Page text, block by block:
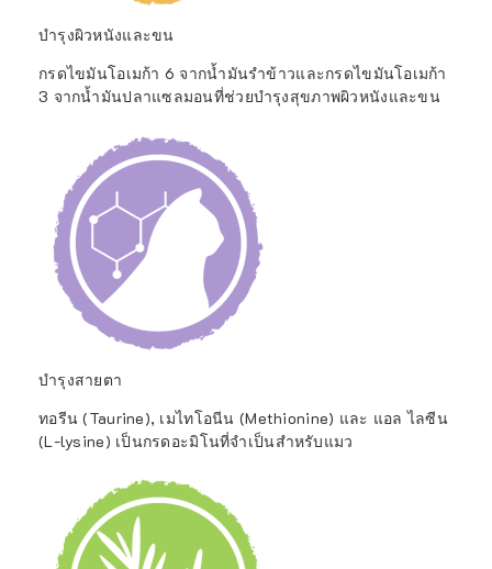
บำรุงผิวหนังและขน
กรดไขมันโอเมก้า 6 จากน้ำมันรำข้าวและกรดไขมันโอเมก้า
3 จากน้ำมันปลาแซลมอนที่ช่วยบำรุงสุขภาพผิวหนังและขน
บำรุงสายตา
ทอรีน (Taurine), เมไทโอนีน (Methionine) และ แอล ไลซีน
(L-lysine) เป็นกรดอะมิโนที่จำเป็นสำหรับแมว